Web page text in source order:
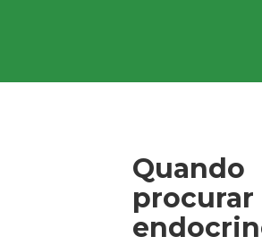
Quando
procurar